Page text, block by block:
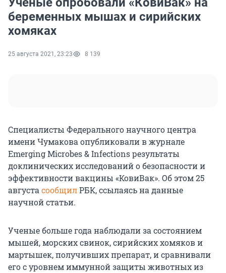
беременных мышах и сирийских
хомяках
25 августа 2021, 23:23 8 139
Специалисты Федерального научного центра
имени Чумакова опубликовали в журнале
Emerging Microbes & Infections результаты
доклинических исследований о безопасности и
эффективности вакцины «КовиВак». Об этом 25
августа сообщилРБК, ссылаясь на данные
научной статьи.
Ученые больше года наблюдали за состоянием
мышей, морских свинок, сирийских хомяков и
мартышек, получивших препарат, и сравнивали
его с уровнем иммунной защиты животных из